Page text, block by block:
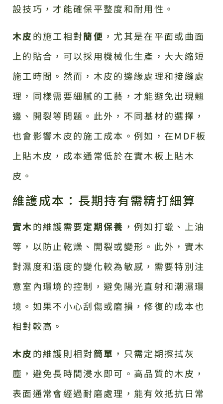
設技巧，才能確保平整度和耐用性。
木皮的施工相對簡便 ，尤其是在平面或曲面
上的貼合，可以採用機械化生產，大大縮短
施工時間。然而，木皮的邊緣處理和接縫處
理，同樣需要細膩的工藝，才能避免出現翹
邊、開裂等問題。此外，不同基材的選擇，
也會影響木皮的施工成本。例如，在MDF板
上貼木皮，成本通常低於在實木板上貼木
皮。
維護成本：長期持有需精打細算
實木的維護需要定期保養 ，例如打蠟、上油
等，以防止乾燥、開裂或變形。此外，實木
對濕度和溫度的變化較為敏感，需要特別注
意室內環境的控制，避免陽光直射和潮濕環
境。如果不小心刮傷或磨損，修復的成本也
相對較高。
木皮的維護則相對簡單 ，只需定期擦拭灰
塵，避免長時間浸水即可。高品質的木皮，
表面通常會經過耐磨處理，能有效抵抗日常